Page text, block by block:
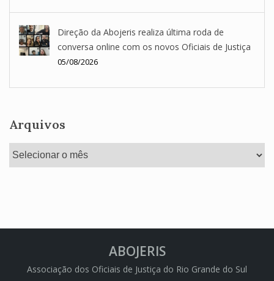
Direção da Abojeris realiza última roda de
conversa online com os novos Oficiais de Justiça
05/08/2026
Arquivos
Arquivos
ABOJERIS
Associação dos Oficiais de Justiça do Rio Grande do Sul